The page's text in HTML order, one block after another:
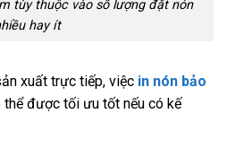
tùy thuộc vào số lượng đặt nón
hay ít
xuất trực tiếp, việc in nón bảo
thể được tối ưu tốt nếu có kế